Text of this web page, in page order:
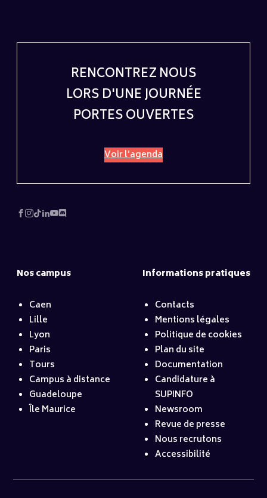
RENCONTREZ NOUS
LORS D'UNE JOURNÉE
PORTES OUVERTES
Voir l’agenda
Nos campus
Caen
Lille
Lyon
Paris
Tours
Campus à distance
Guadeloupe
Île Maurice
Informations pratiques
Contacts
Mentions légales
Politique de cookies
Plan du site
Documentation
Candidature à
SUPINFO
Newsroom
Revue de presse
Nous recrutons
Accessibilité